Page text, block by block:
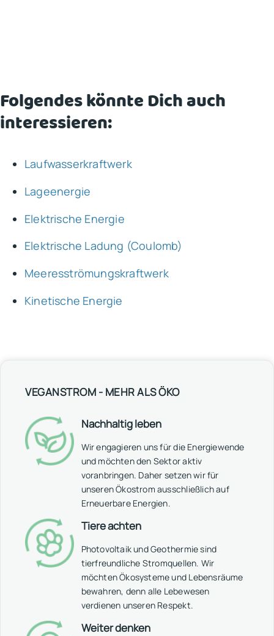
Folgendes könnte Dich auch
interessieren:
Laufwasserkraftwerk
Lageenergie
Elektrische Energie
Elektrische Ladung (Coulomb)
Meeresströmungskraftwerk
Kinetische Energie
VEGANSTROM - MEHR ALS ÖKO
Nachhaltig leben
Wir engagieren uns für die Energiewende
und möchten den Sektor aktiv
voranbringen. Daher setzen wir für
unseren Ökostrom ausschließlich auf
Erneuerbare Energien.
Tiere achten
Photovoltaik und Geothermie sind
tierfreundliche Stromquellen. Wir
möchten Ökosysteme und Lebensräume
bewahren, denn alle Lebewesen
verdienen unseren Respekt.
Weiter denken